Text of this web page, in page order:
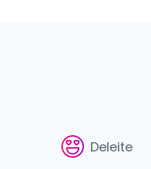
Deleite